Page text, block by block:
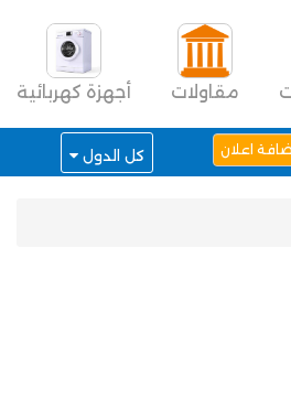
مقاولات أجهزة كهربائية
اعلان كل الدول